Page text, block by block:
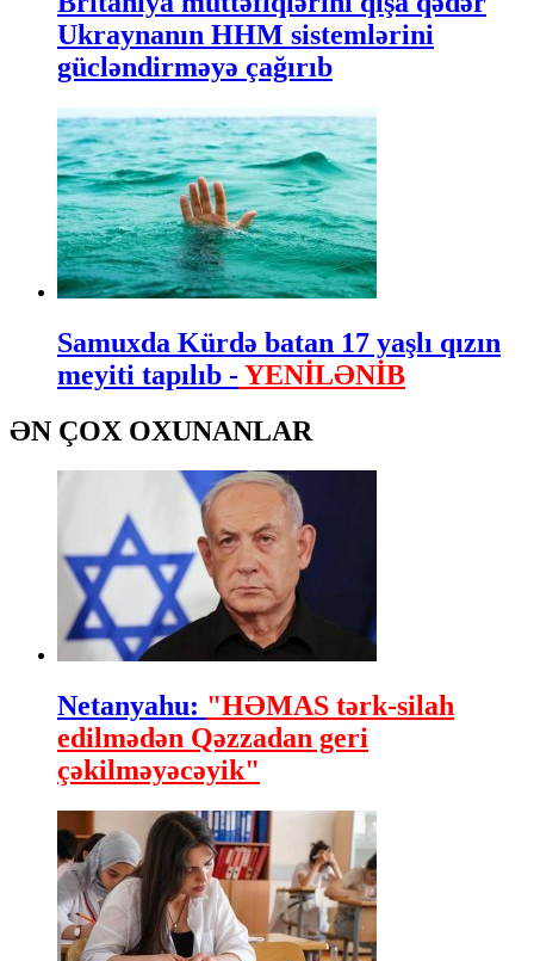
Ukraynanın HHM sistemlərini
gücləndirməyə çağırıb
Samuxda Kürdə batan 17 yaşlı qızın
meyiti tapılıb -YENİLƏNİB
ƏN ÇOX OXUNANLAR
Netanyahu: "HƏMAS tərk-silah
edilmədən Qəzzadan geri
çəkilməyəcəyik"